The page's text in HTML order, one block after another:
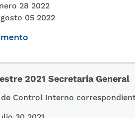
28 2022
05 2022
2021 Secretaria General
Control Interno